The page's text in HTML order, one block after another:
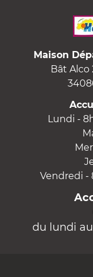
Maison
Bât Alco
Lundi -
Vendredi -
du lundi